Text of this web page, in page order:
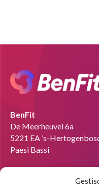
BenFit
De Meerheuvel 6a
5221 EA ’s-
Paesi Bassi